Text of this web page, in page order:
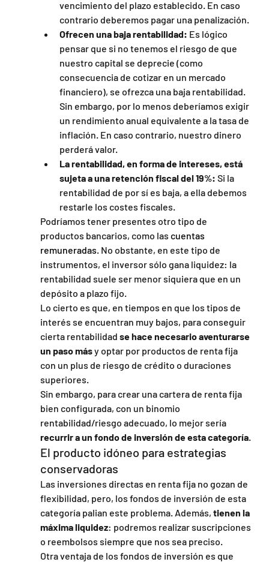
vencimiento del plazo establecido. En caso
contrario deberemos pagar una penalización.
Ofrecen una baja rentabilidad: Es lógico
pensar que si no tenemos el riesgo de que
nuestro capital se deprecie (como
consecuencia de cotizar en un mercado
financiero), se ofrezca una baja rentabilidad.
Sin embargo, por lo menos deberíamos exigir
un rendimiento anual equivalente a la tasa de
inflación. En caso contrario, nuestro dinero
perderá valor.
La rentabilidad, en forma de intereses, está
sujeta a una retención fiscal del 19%: Si la
rentabilidad de por sí es baja, a ella debemos
restarle los costes fiscales.
Podríamos tener presentes otro tipo de
productos bancarios, como las cuentas
remuneradas. No obstante, en este tipo de
instrumentos, el inversor sólo gana liquidez: la
rentabilidad suele ser menor siquiera que en un
depósito a plazo fijo.
Lo cierto es que, en tiempos en que los tipos de
interés se encuentran muy bajos, para conseguir
cierta rentabilidad se hace necesario aventurarse
un paso más y optar por productos de renta fija
con un plus de riesgo de crédito o duraciones
superiores.
Sin embargo, para crear una cartera de renta fija
bien configurada, con un binomio
rentabilidad/riesgo adecuado, lo mejor sería
recurrir a un fondo de inversión de esta categoría.
El producto idóneo para estrategias
conservadoras
Las inversiones directas en renta fija no gozan de
flexibilidad, pero, los fondos de inversión de esta
categoría palian este problema. Además, tienen la
máxima liquidez: podremos realizar suscripciones
o reembolsos siempre que nos sea preciso.
Otra ventaja de los fondos de inversión es que